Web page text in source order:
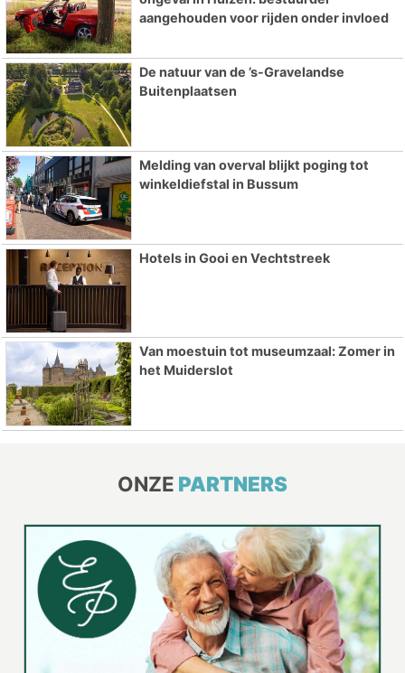
aangehouden voor rijden onder invloed
De natuur van de ’s-Gravelandse
Buitenplaatsen
Melding van overval blijkt poging tot
winkeldiefstal in Bussum
Hotels in Gooi en Vechtstreek
Van moestuin tot museumzaal: Zomer in
het Muiderslot
ONZE PARTNERS